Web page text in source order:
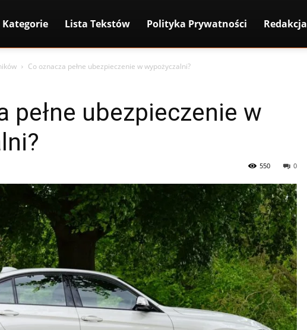
Kategorie Lista Tekstów Polityka Prywatności Redakcja
Co oznacza pełne ubezpieczenie w wypożyczalni?
pełne ubezpieczenie w
0
550